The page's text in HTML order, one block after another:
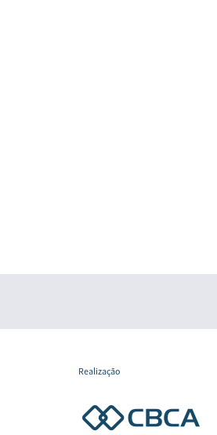
Realização